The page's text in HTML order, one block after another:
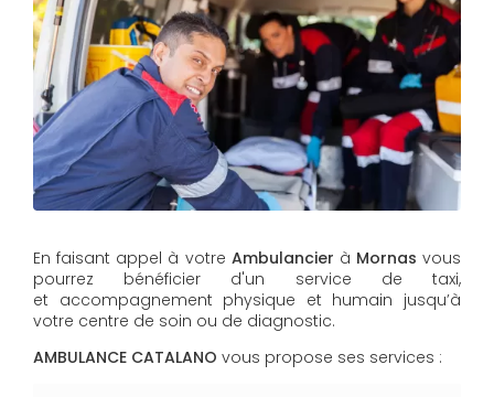
En faisant appel à votre Ambulancier à Mornas vous
pourrez bénéficier d'un service de taxi,
et accompagnement physique et humain jusqu’à
votre centre de soin ou de diagnostic.
AMBULANCE CATALANO vous propose ses services :